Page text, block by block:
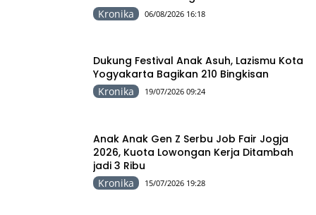
Kronika 06/08/2026 16:18
Dukung Festival Anak Asuh, Lazismu Kota
Yogyakarta Bagikan 210 Bingkisan
Kronika 19/07/2026 09:24
Anak Anak Gen Z Serbu Job Fair Jogja
2026, Kuota Lowongan Kerja Ditambah
jadi 3 Ribu
Kronika 15/07/2026 19:28